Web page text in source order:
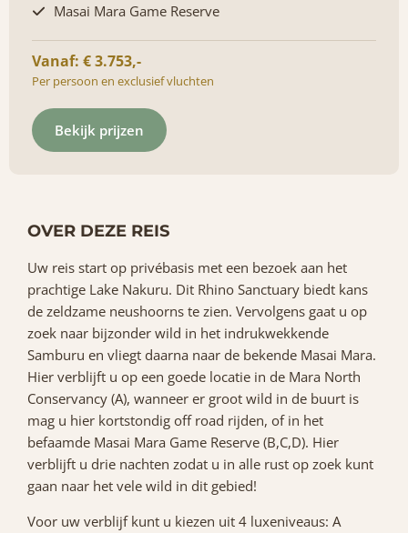
Masai Mara Game Reserve
Vanaf: € 3.753,-
Per persoon en exclusief vluchten
Bekijk prijzen
OVER DEZE REIS
Uw reis start op privébasis met een bezoek aan het
prachtige Lake Nakuru. Dit Rhino Sanctuary biedt kans
de zeldzame neushoorns te zien. Vervolgens gaat u op
zoek naar bijzonder wild in het indrukwekkende
Samburu en vliegt daarna naar de bekende Masai Mara.
Hier verblijft u op een goede locatie in de Mara North
Conservancy (A), wanneer er groot wild in de buurt is
mag u hier kortstondig off road rijden, of in het
befaamde Masai Mara Game Reserve (B,C,D). Hier
verblijft u drie nachten zodat u in alle rust op zoek kunt
gaan naar het vele wild in dit gebied!
Voor uw verblijf kunt u kiezen uit 4 luxeniveaus: A